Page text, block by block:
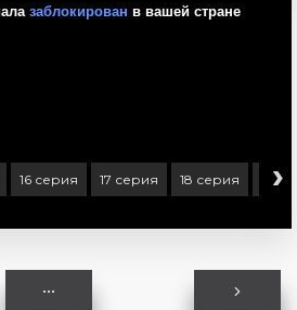
16 серия 17 серия 18 серия 19
›